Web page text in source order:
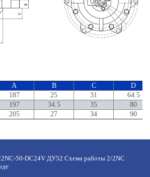
A B C
D
187 25 31
64.5
197 34.5 35
80
205 27 34 90